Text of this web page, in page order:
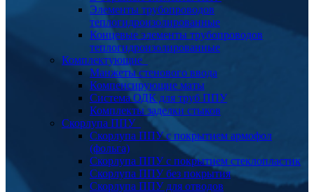
Элементы трубопроводов
теплогидроизолированные
Концевые элементы трубопроводов
теплогидроизолированные
Комплектующие
Манжеты стенового ввода
Компенсирующие маты
Система ОДК для труб ППУ
Комплекты заделки стыков
Скорлупа ППУ
Скорлупа ППУ с покрытием армофол
(фольга)
Скорлупа ППУ с покрытием стеклопластик
Скорлупа ППУ без покрытия
Скорлупа ППУ для отводов